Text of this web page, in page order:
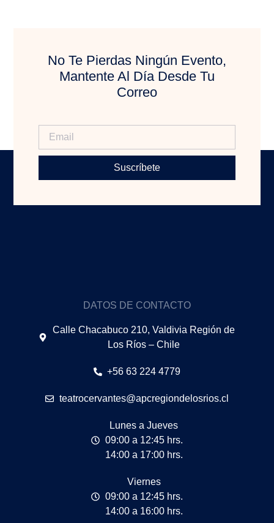
No Te Pierdas Ningún Evento,
Mantente Al Día Desde Tu
Correo
Suscríbete
DATOS DE CONTACTO
Calle Chacabuco 210, Valdivia Región de
Los Ríos – Chile
+56 63 224 4779
teatrocervantes@apcregiondelosrios.cl
Lunes a Jueves
09:00 a 12:45 hrs.
14:00 a 17:00 hrs.
Viernes
09:00 a 12:45 hrs.
14:00 a 16:00 hrs.